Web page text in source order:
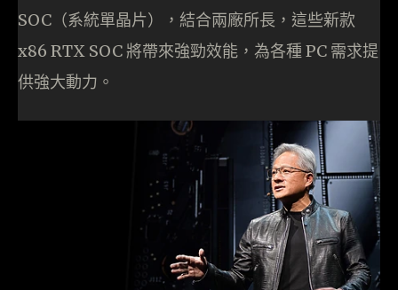
SOC（系統單晶片），結合兩廠所長，這些新款
x86 RTX SOC 將帶來強勁效能，為各種 PC 需求提
供強大動力。